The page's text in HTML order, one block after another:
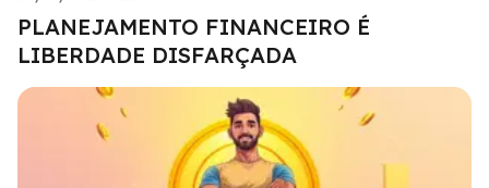
PLANEJAMENTO FINANCEIRO É
LIBERDADE DISFARÇADA